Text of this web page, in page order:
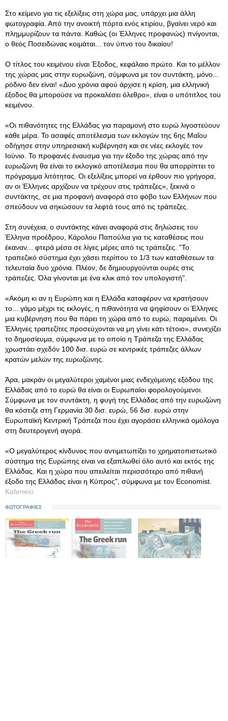
Στο κείμενο για τις εξελίξεις στη χώρα μας, υπάρχει μια άλλη
φωτογραφία. Από την ανοικτή πόρτα ενός κτιρίου, βγαίνει νερό και
πλημμυρίζουν τα πάντα. Καθώς (οι Έλληνες προφανώς) πνίγονται,
ο θεός Ποσειδώνας κοιμάται... τον ύπνο του δικαίου!
Ο τίτλος του κειμένου είναι Έξοδος, κεφάλαιο πρώτο. Και το μέλλον
της χώρας μας στην ευρωζώνη, σύμφωνα με τον συντάκτη, μόνο...
ρόδινο δεν είναι! «Δυο χρόνια αφού άρχισε η κρίση, μια ελληνική
έξοδος θα μπορούσε να προκαλέσει όλεθρο», είναι ο υπότιτλος του
κειμένου.
«Οι πιθανότητες της Ελλάδας για παραμονή στο ευρώ λιγοστεύουν
κάθε μέρα. Το ασαφές αποτέλεσμα των εκλογών της 6ης Μαΐου
οδήγησε στην υπηρεσιακή κυβέρνηση και σε νέες εκλογές τον
Ιούνιο. Το προφανές έναυσμα για την έξοδο της χώρας από την
ευρωζώνη θα είναι το εκλογικό αποτέλεσμα που θα απορρίπτει το
πρόγραμμα λιτότητας. Οι εξελίξεις μπορεί να έρθουν πιο γρήγορα,
αν οι Έλληνες αρχίζουν να τρέχουν στις τράπεζες», ξεκινά ο
συντάκτης, σε μια προφανή αναφορά στο φόβο των Ελλήνων που
σπεύδουν να σηκώσουν τα λεφτά τους από τις τράπεζες.
Στη συνέχεια, ο συντάκτης κάνει αναφορά στις δηλώσεις του
Έλληνα προέδρου, Κάρολου Παπούλια για τις καταθέσεις που
έκαναν... φτερά μέσα σε λίγες μέρες από τις τράπεζες. "Το
τραπεζικό σύστημα έχει χάσει περίπου το 1/3 των καταθέσεων τα
τελευταία δυο χρόνια. Πλέον, δε δημιουργούνται ουρές στις
τράπεζες. Όλα γίνονται με ένα κλικ από τον υπολογιστή".
«Ακόμη κι αν η Ευρώπη και η Ελλάδα καταφέρυν να κρατήσουν
το... γάμο μέχρι τις εκλογές, η πιθανότητα να ψηφίσουν οι Έλληνες
μια κυβέρνηση που θα πάρει τη χώρα από το ευρώ, παραμένει. Οι
Έλληνες τραπεζίτες προσεύχονται να μη γίνει κάτι τέτοιο», συνεχίζει
το δημοσίευμα, σύμφωνα με το οποίο η Τράπεζα της Ελλάδας
χρωστάει σχεδόν 100 δισ. ευρώ σε κεντρικές τράπεζες άλλων
κρατών μελών της ευρωζώνης.
Άρα, μακράν οι μεγαλύτεροι χαμένοι μιας ενδεχόμενης εξόδου της
Ελλάδας από το ευρώ θα είναι οι Ευρωπαίοι φορολογούμενοι.
Σύμφωνα με τον συντάκτη, η φυγή της Ελλάδας από την ευρωζώνη
θα κόστιζε στη Γερμανία 30 δισ. ευρώ, 56 δισ. ευρώ στην
Ευρωπαϊκή Κεντρική Τράπεζα που έχει αγοράσει ελληνικά ομόλογα
στη δευτερογενή αγορά.
«Ο μεγαλύτερος κίνδυνος που αντιμετωπίζει το χρηματοπιστωτικό
σύστημα της Ευρώπης είναι να εξαπλωθεί όλο αυτό και εκτός της
Ελλάδας. Και η χώρα που απειλείται περισσότερο από πιθανή
έξοδο της Ελλάδας είναι η Κύπρος", σύμφωνα με τον Economist.
Kafeneio
ΦΩΤΟΓΡΑΦΙΕΣ